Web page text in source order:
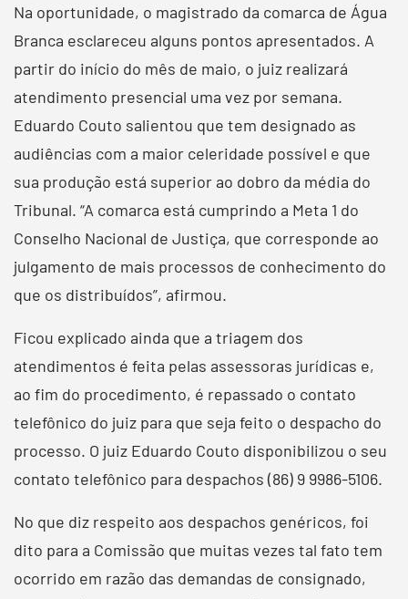
Na oportunidade, o magistrado da comarca de Água
Branca esclareceu alguns pontos apresentados. A
partir do início do mês de maio, o juiz realizará
atendimento presencial uma vez por semana.
Eduardo Couto salientou que tem designado as
audiências com a maior celeridade possível e que
sua produção está superior ao dobro da média do
Tribunal. “A comarca está cumprindo a Meta 1 do
Conselho Nacional de Justiça, que corresponde ao
julgamento de mais processos de conhecimento do
que os distribuídos”, afirmou.
Ficou explicado ainda que a triagem dos
atendimentos é feita pelas assessoras jurídicas e,
ao fim do procedimento, é repassado o contato
telefônico do juiz para que seja feito o despacho do
processo. O juiz Eduardo Couto disponibilizou o seu
contato telefônico para despachos (86) 9 9986-5106.
No que diz respeito aos despachos genéricos, foi
dito para a Comissão que muitas vezes tal fato tem
ocorrido em razão das demandas de consignado,